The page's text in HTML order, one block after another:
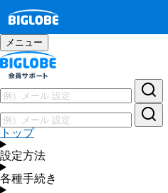
メニュー
トップ
設定方法
各種手続き